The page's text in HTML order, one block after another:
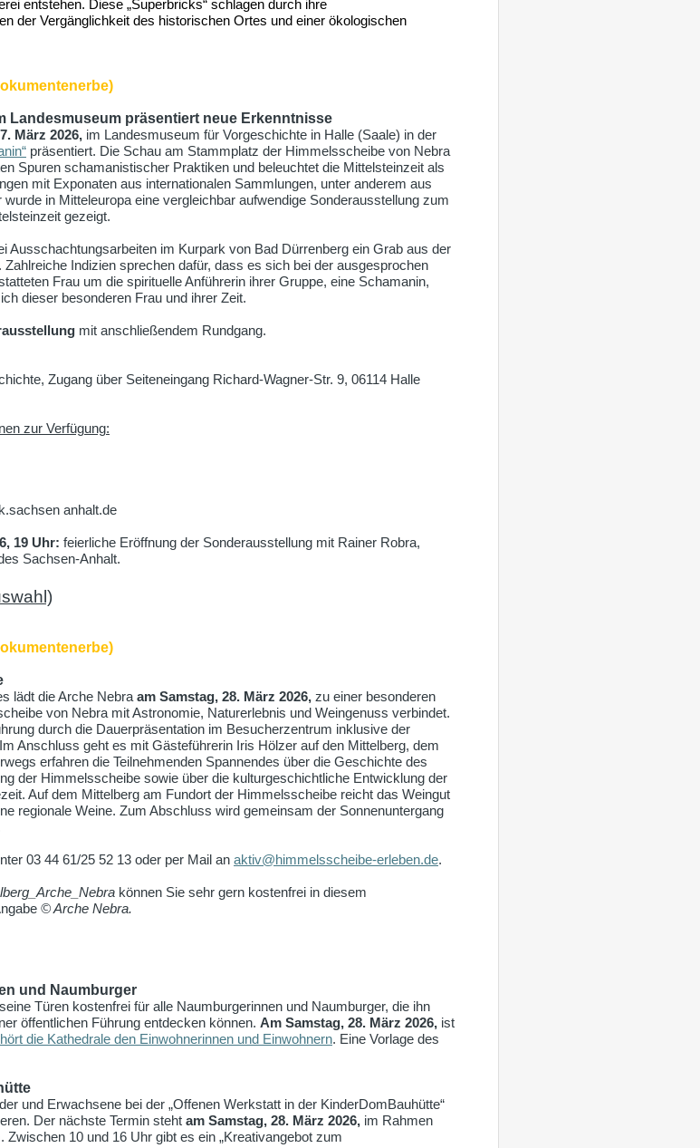
entstehen. Diese „Superbricks“ schlagen durch ihre
der Vergänglichkeit des historischen Ortes und einer ökologischen
Landesmuseum präsentiert neue Erkenntnisse
März 2026, im Landesmuseum für Vorgeschichte in Halle (Saale) in der
präsentiert. Die Schau am Stammplatz der Himmelsscheibe von Nebra
Spuren schamanistischer Praktiken und beleuchtet die Mittelsteinzeit als
mit Exponaten aus internationalen Sammlungen, unter anderem aus
in Mitteleuropa eine vergleichbar aufwendige Sonderausstellung zum
gezeigt.
Ausschachtungsarbeiten im Kurpark von Bad Dürrenberg ein Grab aus der
Indizien sprechen dafür, dass es sich bei der ausgesprochen
Frau um die spirituelle Anführerin ihrer Gruppe, eine Schamanin,
dieser besonderen Frau und ihrer Zeit.
mit anschließendem Rundgang.
Zugang über Seiteneingang Richard-Wagner-Str. 9, 06114 Halle
zur Verfügung:
anhalt.de
19 Uhr: feierliche Eröffnung der Sonderausstellung mit Rainer Robra,
Sachsen-Anhalt.
lädt die Arche Nebra am Samstag, 28. März 2026, zu einer besonderen
von Nebra mit Astronomie, Naturerlebnis und Weingenuss verbindet.
durch die Dauerpräsentation im Besucherzentrum inklusive der
Anschluss geht es mit Gästeführerin Iris Hölzer auf den Mittelberg, dem
erfahren die Teilnehmenden Spannendes über die Geschichte des
der Himmelsscheibe sowie über die kulturgeschichtliche Entwicklung der
Auf dem Mittelberg am Fundort der Himmelsscheibe reicht das Weingut
regionale Weine. Zum Abschluss wird gemeinsam der Sonnenuntergang
03 44 61/25 52 13 oder per Mail an aktiv@himmelsscheibe-erleben.de.
können Sie sehr gern kostenfrei in diesem
© Arche Nebra.
und Naumburger
Türen kostenfrei für alle Naumburgerinnen und Naumburger, die ihn
öffentlichen Führung entdecken können. Am Samstag, 28. März 2026, ist
die Kathedrale den Einwohnerinnen und Einwohnern. Eine Vorlage des
und Erwachsene bei der „Offenen Werkstatt in der KinderDomBauhütte“
Der nächste Termin steht am Samstag, 28. März 2026, im Rahmen
10 und 16 Uhr gibt es ein „Kreativangebot zum